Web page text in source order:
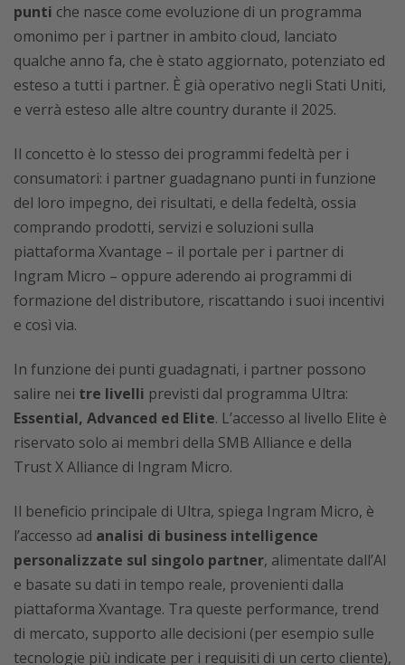
punti che nasce come evoluzione di un programma
omonimo per i partner in ambito cloud, lanciato
qualche anno fa, che è stato aggiornato, potenziato ed
esteso a tutti i partner. È già operativo negli Stati Uniti,
e verrà esteso alle altre country durante il 2025.
Il concetto è lo stesso dei programmi fedeltà per i
consumatori: i partner guadagnano punti in funzione
del loro impegno, dei risultati, e della fedeltà, ossia
comprando prodotti, servizi e soluzioni sulla
piattaforma Xvantage – il portale per i partner di
Ingram Micro – oppure aderendo ai programmi di
formazione del distributore, riscattando i suoi incentivi
e così via.
In funzione dei punti guadagnati, i partner possono
salire nei tre livelli previsti dal programma Ultra:
Essential, Advanced ed Elite. L’accesso al livello Elite è
riservato solo ai membri della SMB Alliance e della
Trust X Alliance di Ingram Micro.
Il beneficio principale di Ultra, spiega Ingram Micro, è
l’accesso ad analisi di business intelligence
personalizzate sul singolo partner, alimentate dall’AI
e basate su dati in tempo reale, provenienti dalla
piattaforma Xvantage. Tra queste performance, trend
di mercato, supporto alle decisioni (per esempio sulle
tecnologie più indicate per i requisiti di un certo cliente),